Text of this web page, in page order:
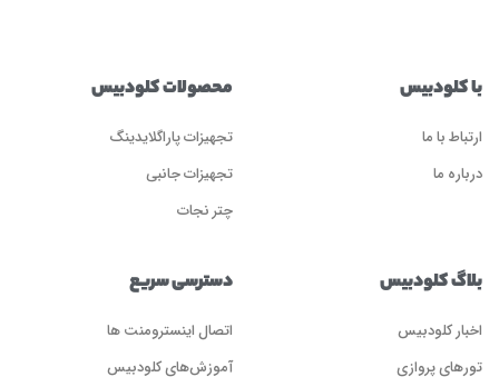
با کلودبیس
ارتباط با ما
درباره ما
محصولات کلودبیس
تجهیزات پاراگلایدینگ
تجهیزات جانبی
چتر نجات
بلاگ کلودبیس
اخبار کلودبیس
تورهای پروازی
دسترسی سریع
اتصال اینسترومنت ها
آموزش‌های کلودبیس